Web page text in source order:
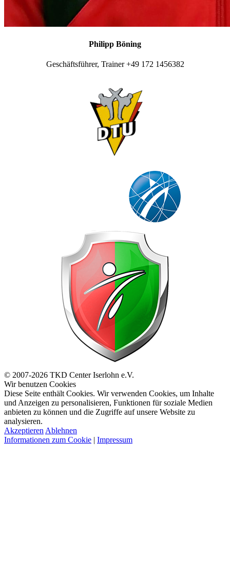
Philipp Böning
Geschäftsführer, Trainer +49 172 1456382
© 2007-2026 TKD Center Iserlohn e.V.
Wir benutzen Cookies
Diese Seite enthält Cookies. Wir verwenden Cookies, um Inhalte
und Anzeigen zu personalisieren, Funktionen für soziale Medien
anbieten zu können und die Zugriffe auf unsere Website zu
analysieren.
Akzeptieren Ablehnen
Informationen zum Cookie | Impressum